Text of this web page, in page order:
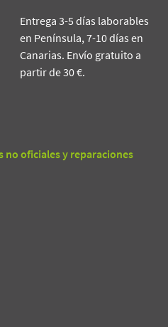
Entrega 3-5 días laborables
en Península, 7-10 días en
Canarias. Envío gratuito a
partir de 30 €.
no oficiales y reparaciones